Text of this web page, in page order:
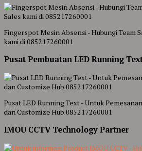
Fingerspot Mesin Absensi - Hubungi Team
kami di 085217260001
Pusat Pembuatan LED Running
Pusat LED Running Text - Untuk Pemesanan
dan Customize Hub.085217260001
IMOU CCTV Technology Partner